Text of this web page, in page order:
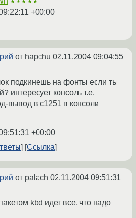
★★★★★
+00:00
от hapchu 02.11.2004 09:04:55
подкинешь на фонты если ты
интересует консоль т.е.
вывод в с1251 в консоли
+00:00
Ссылка
от palach 02.11.2004 09:51:31
kbd идет всё, что надо